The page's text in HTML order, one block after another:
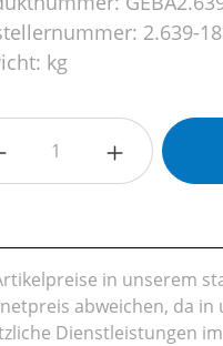
2.639-
kg
Anzahl: Gib
in unserem
abweichen, da
Dienstleistungen